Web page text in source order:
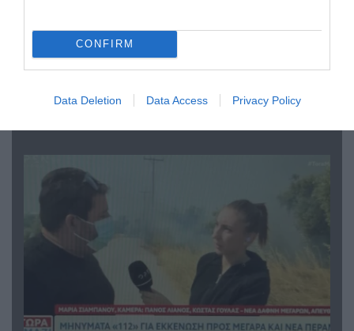
CONFIRM
Data Deletion Data Access Privacy Policy
Πυροσβεστών για την δημοσιογράφο του OPEN